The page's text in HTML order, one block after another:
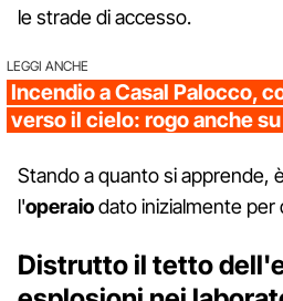
le strade di accesso.
LEGGI ANCHE
Incendio a Casal Palocco,
verso il cielo: rogo anche
Stando a quanto si apprende,
l'operaiodato inizialmente per
Distrutto il tetto